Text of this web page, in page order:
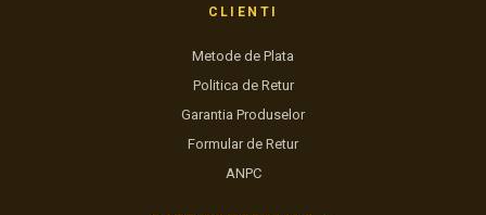
CLIENTI
Metode de Plata
Politica de Retur
Garantia Produselor
Formular de Retur
ANPC